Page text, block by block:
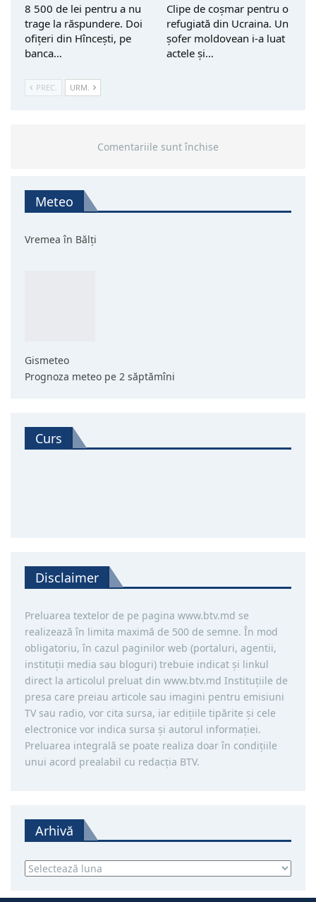
8 500 de lei pentru a nu
trage la răspundere. Doi
ofițeri din Hîncești, pe
banca…
Clipe de coșmar pentru o
refugiată din Ucraina. Un
șofer moldovean i-a luat
actele și…
PREC. URM.
Comentariile sunt închise
Meteo
Vremea în Bălți
Gismeteo
Prognoza meteo pe 2 săptămîni
Curs
Disclaimer
Preluarea textelor de pe pagina www.btv.md se
realizează în limita maximă de 500 de semne. În mod
obligatoriu, în cazul paginilor web (portaluri, agentii,
instituţii media sau bloguri) trebuie indicat şi linkul
direct la articolul preluat din www.btv.md Instituţiile de
presa care preiau articole sau imagini pentru emisiuni
TV sau radio, vor cita sursa, iar ediţiile tipărite și cele
electronice vor indica sursa şi autorul informaţiei.
Preluarea integrală se poate realiza doar în condiţiile
unui acord prealabil cu redacţia BTV.
Arhivă
Arhivă